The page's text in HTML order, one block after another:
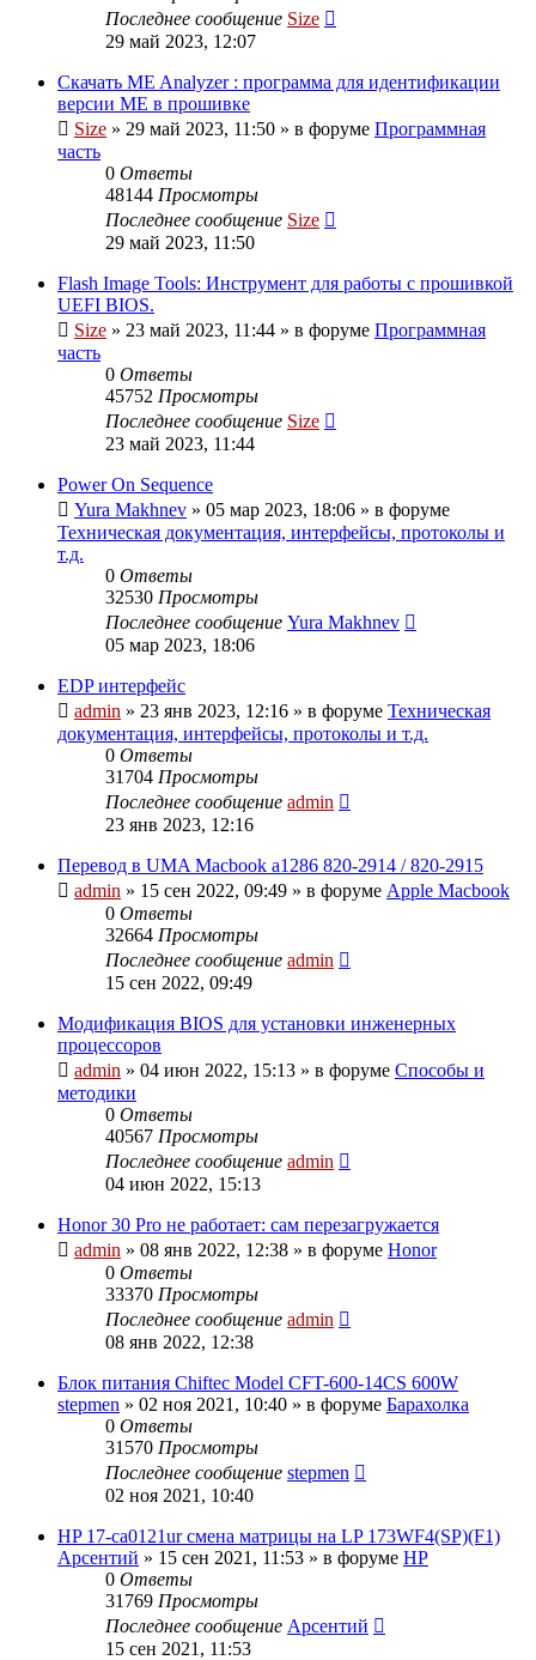
Последнее сообщение Size
29 май 2023, 12:07
Скачать ME Analyzer : программа для идентификации
версии ME в прошивке
Size » 29 май 2023, 11:50 » в форуме Программная
часть
0 Ответы
48144 Просмотры
Последнее сообщение Size
29 май 2023, 11:50
Flash Image Tools: Инструмент для работы с прошивкой
UEFI BIOS.
Size » 23 май 2023, 11:44 » в форуме Программная
часть
0 Ответы
45752 Просмотры
Последнее сообщение Size
23 май 2023, 11:44
Power On Sequence
Yura Makhnev » 05 мар 2023, 18:06 » в форуме
Техническая документация, интерфейсы, протоколы и
т.д.
0 Ответы
32530 Просмотры
Последнее сообщение Yura Makhnev
05 мар 2023, 18:06
EDP интерфейс
admin » 23 янв 2023, 12:16 » в форуме Техническая
документация, интерфейсы, протоколы и т.д.
0 Ответы
31704 Просмотры
Последнее сообщение admin
23 янв 2023, 12:16
Перевод в UMA Macbook a1286 820-2914 / 820-2915
admin » 15 сен 2022, 09:49 » в форуме Apple Macbook
0 Ответы
32664 Просмотры
Последнее сообщение admin
15 сен 2022, 09:49
Модификация BIOS для установки инженерных
процессоров
admin » 04 июн 2022, 15:13 » в форуме Способы и
методики
0 Ответы
40567 Просмотры
Последнее сообщение admin
04 июн 2022, 15:13
Honor 30 Pro не работает: сам перезагружается
admin » 08 янв 2022, 12:38 » в форуме Honor
0 Ответы
33370 Просмотры
Последнее сообщение admin
08 янв 2022, 12:38
Блок питания Chiftec Model CFT-600-14CS 600W
stepmen » 02 ноя 2021, 10:40 » в форуме Барахолка
0 Ответы
31570 Просмотры
Последнее сообщение stepmen
02 ноя 2021, 10:40
HP 17-ca0121ur смена матрицы на LP 173WF4(SP)(F1)
Арсентий » 15 сен 2021, 11:53 » в форуме HP
0 Ответы
31769 Просмотры
Последнее сообщение Арсентий
15 сен 2021, 11:53